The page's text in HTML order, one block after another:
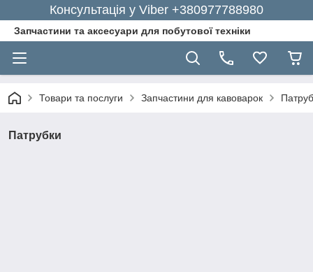
Консультація у Viber +380977788980
Запчастини та аксесуари для побутової техніки
Товари та послуги Запчастини для кавоварок
Патрубки